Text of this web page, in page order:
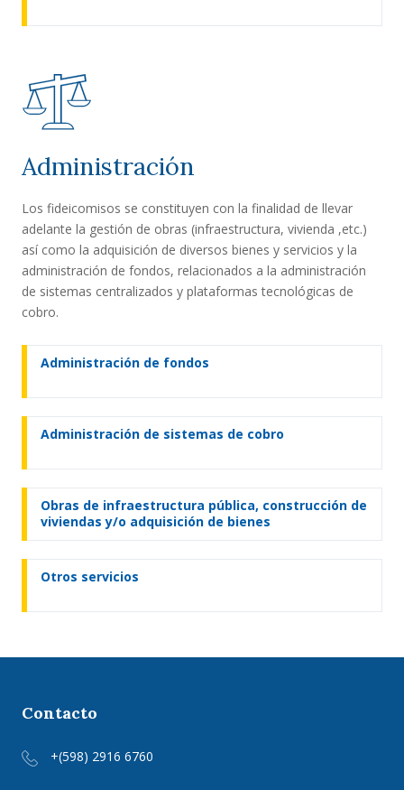
Administración
Los fideicomisos se constituyen con la finalidad de llevar
adelante la gestión de obras (infraestructura, vivienda ,etc.)
así como la adquisición de diversos bienes y servicios y la
administración de fondos, relacionados a la administración
de sistemas centralizados y plataformas tecnológicas de
cobro.
Administración de fondos
Administración de sistemas de cobro
Obras de infraestructura pública, construcción de
viviendas y/o adquisición de bienes
Otros servicios
Contacto
+(598) 2916 6760